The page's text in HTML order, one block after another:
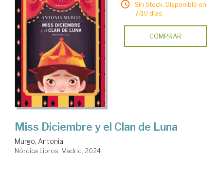
Sin Stock. Disponible en
7/10 días.
COMPRAR
Miss Diciembre y el Clan de Luna
Murgo, Antonia
Nórdica Libros. Madrid, 2024